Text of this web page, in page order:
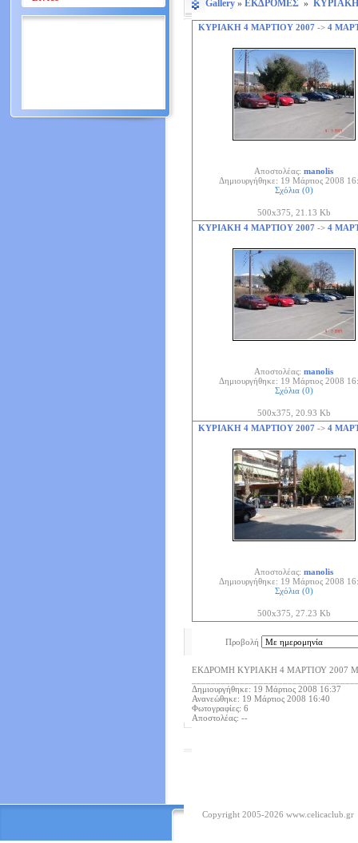
Gallery » ΕΚΔΡΟΜΕΣ » ΚΥΡΙΑΚΗ
ΚΥΡΙΑΚΗ 4 ΜΑΡΤΙΟΥ 2007 -> 4
Αποστολέας: manolis
Δημιουργήθηκε: 19 Μάρτιος 2008
Σχόλια (0)
500x375, 21.13 Kb
ΚΥΡΙΑΚΗ 4 ΜΑΡΤΙΟΥ 2007 -> 4
Αποστολέας: manolis
Δημιουργήθηκε: 19 Μάρτιος 2008
Σχόλια (0)
500x375, 20.93 Kb
ΚΥΡΙΑΚΗ 4 ΜΑΡΤΙΟΥ 2007 -> 4
Αποστολέας: manolis
Δημιουργήθηκε: 19 Μάρτιος 2008
Σχόλια (0)
500x375, 27.23 Kb
Προβολή
ΕΚΔΡΟΜΗ ΚΥΡΙΑΚΗ 4 ΜΑΡΤΙΟΥ 2007
Δημιουργήθηκε: 19 Μάρτιος 2008 16:37
Ανανεώθηκε: 19 Μάρτιος 2008 16:40
Φωτογραφίες: 6
Αποστολέας: --
Copyright 2005-2026 www.celicaclub.gr